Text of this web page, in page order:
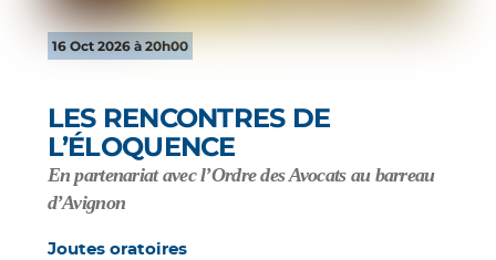
16 Oct 2026 à 20h00
LES RENCONTRES DE
L’ÉLOQUENCE
En partenariat avec l’Ordre des Avocats au barreau
d’Avignon
Joutes oratoires